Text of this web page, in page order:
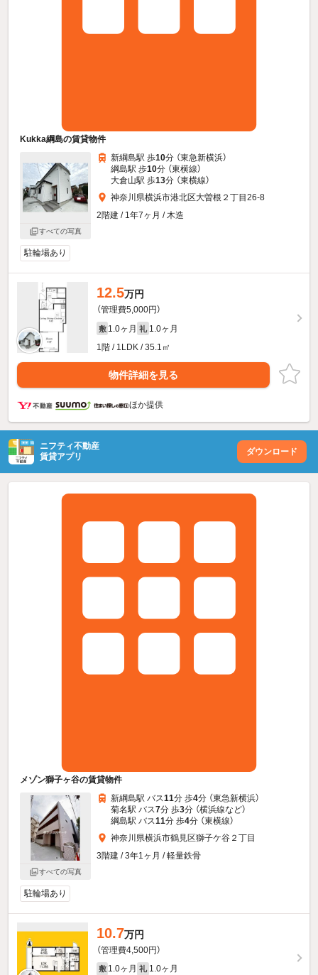
Kukka綱島の賃貸物件
すべての写真
新綱島駅 歩10分 （東急新横浜）
綱島駅 歩10分 （東横線）
大倉山駅 歩13分 （東横線）
神奈川県横浜市港北区大曽根２丁目26-8
2階建 / 1年7ヶ月 / 木造
駐輪場あり
12.5万円
（管理費5,000円）
敷 1.0ヶ月 礼 1.0ヶ月
1階 / 1LDK / 35.1㎡
物件詳細を見る
ほか提供
ニフティ不動産
賃貸アプリ
ダウンロード
メゾン獅子ヶ谷の賃貸物件
すべての写真
新綱島駅 バス11分 歩4分 （東急新横浜）
菊名駅 バス7分 歩3分 （横浜線など）
綱島駅 バス11分 歩4分 （東横線）
神奈川県横浜市鶴見区獅子ケ谷２丁目
3階建 / 3年1ヶ月 / 軽量鉄骨
駐輪場あり
10.7万円
（管理費4,500円）
敷 1.0ヶ月 礼 1.0ヶ月